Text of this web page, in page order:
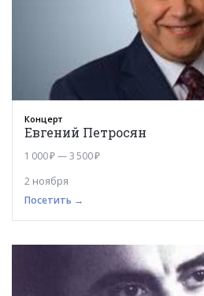
Концерт
Евгений Петросян
1 000 ₽ — 3 500 ₽
2 ноября
Посетить →